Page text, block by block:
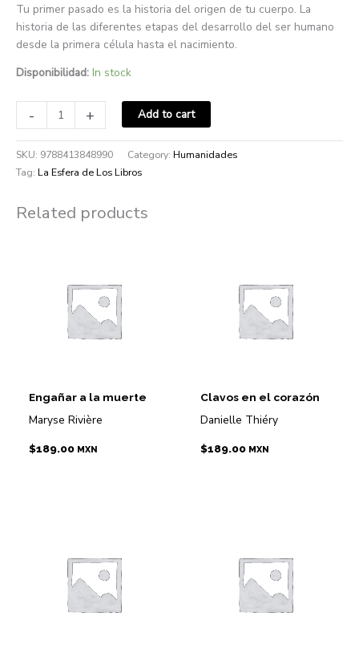
Tu primer pasado es la historia del origen de tu cuerpo. La
historia de las diferentes etapas del desarrollo del ser humano
desde la primera célula hasta el nacimiento.
Disponibilidad: In stock
- + Add to cart
SKU: 9788413848990 Category: Humanidades
Tag: La Esfera de Los Libros
Related products
Engañar a la muerte
Maryse Rivière
$189.00 MXN
Clavos en el corazón
Danielle Thiéry
$189.00 MXN